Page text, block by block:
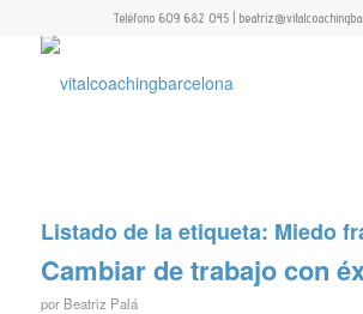
Teléfono 609 682 045 |
Listado de la etiqueta: Miedo
Cambiar de trabajo con
por Beatriz Palá